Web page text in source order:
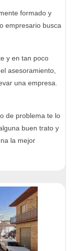
formado y
empresario busca
y en tan poco
asesoramiento,
una empresa.
de problema te lo
buen trato y
la mejor